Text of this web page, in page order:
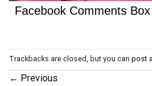
Facebook Comments Box
Trackbacks are closed, but you can post
← Previous